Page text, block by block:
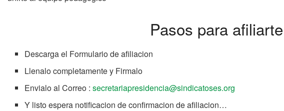
Pasos para
Descarga el Formulario de afiliacion
Llenalo completamente y Firmalo
Envialo al Correo :secretariapresidencia@sindicatoses.org
Y listo espera notificacion de confirmacion de afiliacion…